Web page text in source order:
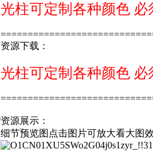
光柱可定制各种颜色 必
资源下载：
光柱可定制各种颜色 必
资源展示：
细节预览图点击图片可放大看大图